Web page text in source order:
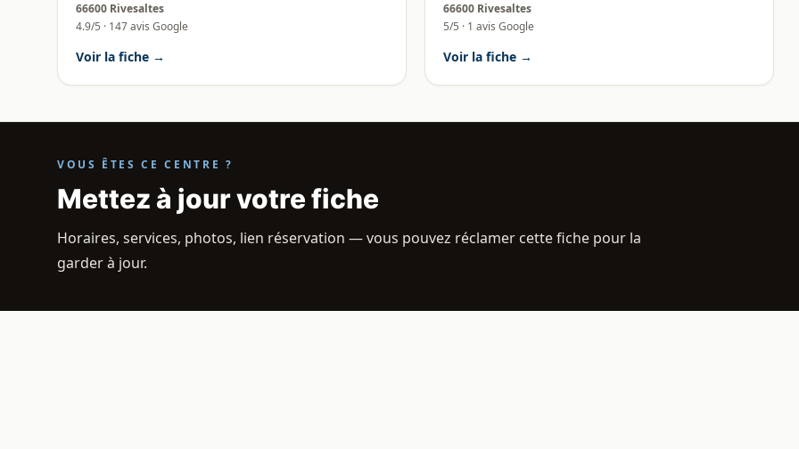
66600 Rivesaltes
4.9/5 · 147 avis Google
Voir la fiche →
66600 Rivesaltes
5/5 · 1 avis Google
Voir la fiche →
VOUS ÊTES CE CENTRE ?
Mettez à jour votre fiche
Horaires, services, photos, lien réservation — vous pouvez réclamer cette fiche pour la
garder à jour.